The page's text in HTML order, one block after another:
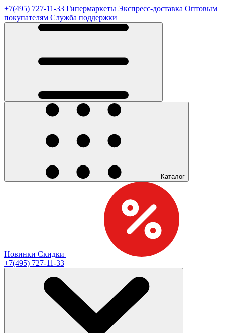
+7(495) 727-11-33 Гипермаркеты Экспресс-доставка Оптовым
покупателям Служба поддержки
Каталог
Новинки Скидки
+7(495) 727-11-33